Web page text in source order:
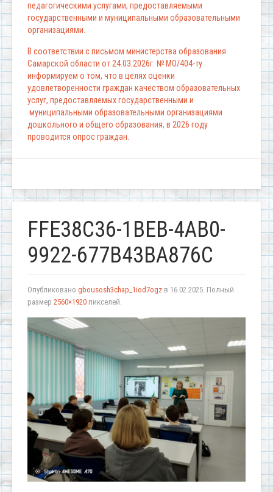
педагогическими услугами, предоставляемыми
государственными и муниципальными образовательными
организациями.
В соответствии с письмом министерства образования
Самарской области от 24.03.2026г. № МО/404-ту
информируем о том, что в целях оценки
удовлетворенности граждан качеством образовательных
услуг, предоставляемых государственными и
муниципальными образовательными организациями
дошкольного и общего образования, в 2026 году
проводится опрос граждан.
FFE38C36-1BEB-4AB0-
9922-677B43BA876C
Опубликовано gbousosh3chap_1iod7ogz в 16.02.2025. Полный
размер 2560×1920 пикселей.